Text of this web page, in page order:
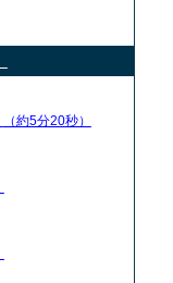
（約5分20秒）